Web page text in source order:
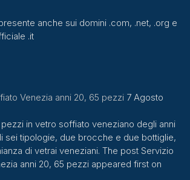
anche sui domini .com, .net, .org e
.it
Venezia anni 20, 65 pezzi 7 Agosto
in vetro soffiato veneziano degli anni
sei tipologie, due brocche e due bottiglie,
di vetrai veneziani. The post Servizio
anni 20, 65 pezzi appeared first on